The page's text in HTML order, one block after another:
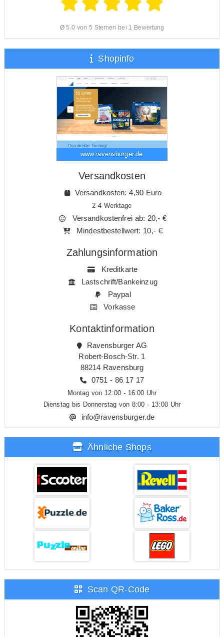
Ø 5.0 von 5 Sternen bei 1 Bewertung
Shopinfo
www.ravensburger.de
Versandkosten
Versandkosten: 4,90 Euro
2-4 Werktage
Versandkostenfrei ab: 20,- €
Mindestbestellwert: 10,- €
Zahlungsinformation
Kreditkarte
Lastschrift/Bankeinzug
Paypal
Vorkasse
Kontaktinformation
Ravensburger AG
Robert-Bosch-Str. 1
88214 Ravensburg
0751 - 86 17 17
Montag von 12:00 - 16:00 Uhr
Dienstag bis Donnerstag von 8:00 - 13:00 Uhr
info@ravensburger.de
Ähnliche Shops
Scan QR-Code